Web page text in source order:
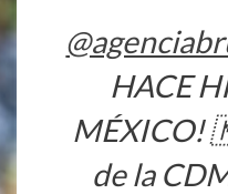
HACE
MÉXICO!
de la